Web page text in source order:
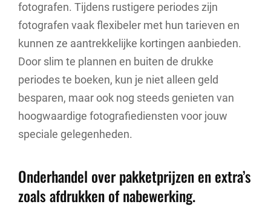
fotografen. Tijdens rustigere periodes zijn
fotografen vaak flexibeler met hun tarieven en
kunnen ze aantrekkelijke kortingen aanbieden.
Door slim te plannen en buiten de drukke
periodes te boeken, kun je niet alleen geld
besparen, maar ook nog steeds genieten van
hoogwaardige fotografiediensten voor jouw
speciale gelegenheden.
Onderhandel over pakketprijzen en extra’s
zoals afdrukken of nabewerking.